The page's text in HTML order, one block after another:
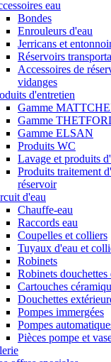
eau
Bondes
Enrouleurs d'eau
Jerricans et
Réservoirs
Accessoires de
vidanges
d'entretien
Gamme
Gamme
Gamme ELSAN
Produits WC
Lavage et produits
Produits traitement
réservoir
d'eau
Chauffe-eau
Raccords eau
Coupelles et colliers
Tuyaux d'eau et
Robinets
Robinets douchettes
Cartouches
Douchettes
Pompes immergées
Pompes
Pièces pompe et